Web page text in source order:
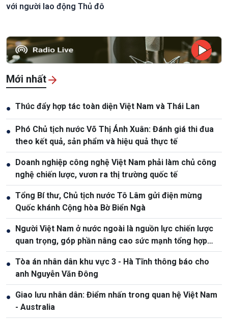
với người lao động Thủ đô
Mới nhất
● Thúc đẩy hợp tác toàn diện Việt Nam và Thái Lan
●
Phó Chủ tịch nước Võ Thị Ánh Xuân: Đánh giá thi đua
theo kết quả, sản phẩm và hiệu quả thực tế
●
Doanh nghiệp công nghệ Việt Nam phải làm chủ công
nghệ chiến lược, vươn ra thị trường quốc tế
● Tổng Bí thư, Chủ tịch nước Tô Lâm gửi điện mừng
Quốc khánh Cộng hòa Bờ Biển Ngà
●
Người Việt Nam ở nước ngoài là nguồn lực chiến lược
quan trọng, góp phần nâng cao sức mạnh tổng hợp
quốc gia
● Tòa án nhân dân khu vực 3 - Hà Tĩnh thông báo cho
anh Nguyễn Văn Đông
● Giao lưu nhân dân: Điểm nhấn trong quan hệ Việt Nam
- Australia